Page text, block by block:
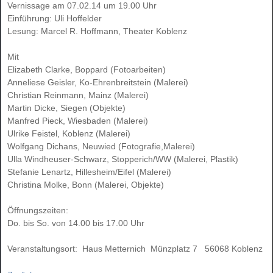
Vernissage am 07.02.14 um 19.00 Uhr
Einführung: Uli Hoffelder
Lesung: Marcel R. Hoffmann, Theater Koblenz
Mit
Elizabeth Clarke, Boppard (Fotoarbeiten)
Anneliese Geisler, Ko-Ehrenbreitstein (Malerei)
Christian Reinmann, Mainz (Malerei)
Martin Dicke, Siegen (Objekte)
Manfred Pieck, Wiesbaden (Malerei)
Ulrike Feistel, Koblenz (Malerei)
Wolfgang Dichans, Neuwied (Fotografie,Malerei)
Ulla Windheuser-Schwarz, Stopperich/WW (Malerei, Plastik)
Stefanie Lenartz, Hillesheim/Eifel (Malerei)
Christina Molke, Bonn (Malerei, Objekte)
Öffnungszeiten:
Do. bis So. von 14.00 bis 17.00 Uhr
Veranstaltungsort: Haus Metternich Münzplatz 7 56068 Koblenz